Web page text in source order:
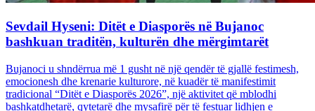
Sevdail Hyseni: Ditët e Diasporës në Bujanoc
bashkuan traditën, kulturën dhe mërgimtarët
Bujanoci u shndërrua më 1 gusht në një qendër të gjallë festimesh,
emocionesh dhe krenarie kulturore, në kuadër të manifestimit
tradicional “Ditët e Diasporës 2026”, një aktivitet që mblodhi
bashkatdhetarë, qytetarë dhe mysafirë për të festuar lidhjen e